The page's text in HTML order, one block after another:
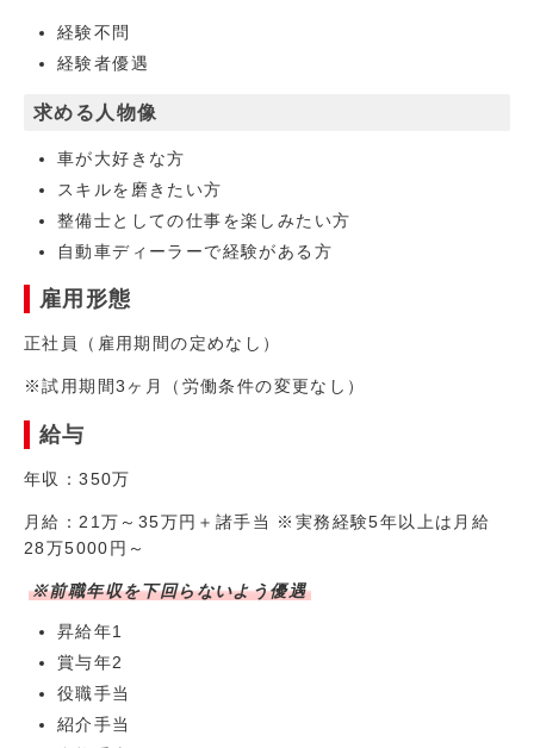
経験不問
経験者優遇
求める人物像
車が大好きな方
スキルを磨きたい方
整備士としての仕事を楽しみたい方
自動車ディーラーで経験がある方
雇用形態
正社員（雇用期間の定めなし）
※試用期間3ヶ月（労働条件の変更なし）
給与
年収：350万
月給：21万～35万円＋諸手当 ※実務経験5年以上は月給
28万5000円～
※前職年収を下回らないよう優遇
昇給年1
賞与年2
役職手当
紹介手当